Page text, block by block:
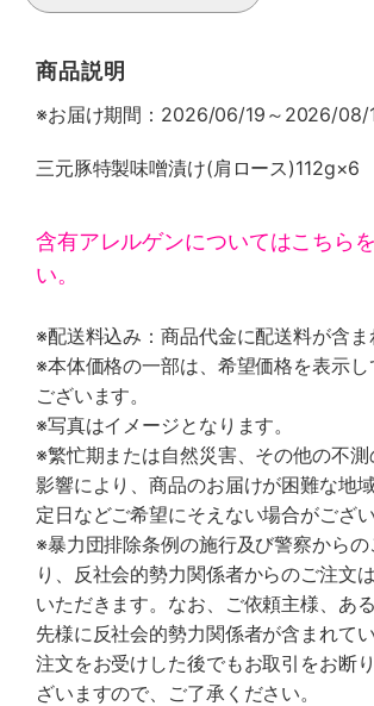
商品説明
※お届け期間：2026/06/19～2026/08/
三元豚特製味噌漬け(肩ロース)112g×6
含有アレルゲンについてはこちら
い。
※配送料込み：商品代金に配送料が含ま
※本体価格の一部は、希望価格を表示
ございます。
※写真はイメージとなります。
※繁忙期または自然災害、その他の不測
影響により、商品のお届けが困難な地
定日などご希望にそえない場合がござい
※暴力団排除条例の施行及び警察からの
り、反社会的勢力関係者からのご注文
いただきます。なお、ご依頼主様、あ
先様に反社会的勢力関係者が含まれて
注文をお受けした後でもお取引をお断
ざいますので、ご了承ください。